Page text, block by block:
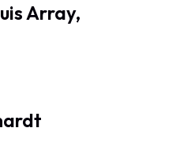
Array,